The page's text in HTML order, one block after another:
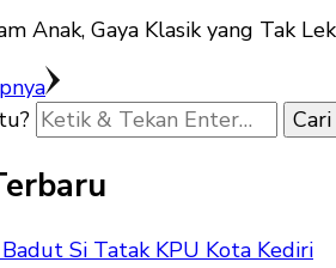
Anak, Gaya Klasik yang Tak
Si Tatak KPU Kota Kediri